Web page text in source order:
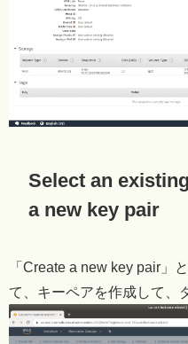
Select an
a new key pair
「Create a new key pair」
て、キーペアを作成して、